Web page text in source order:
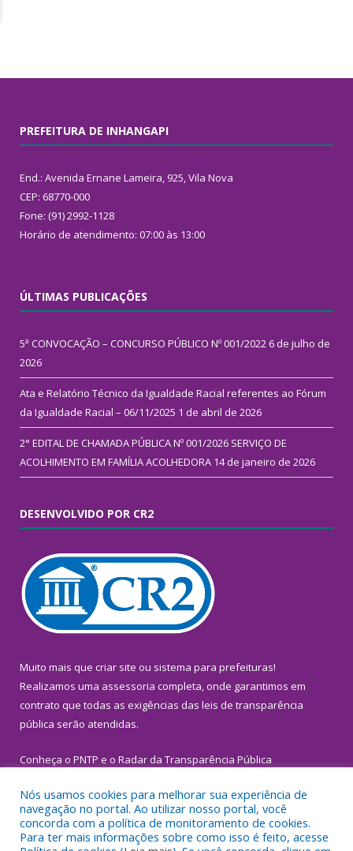
PREFEITURA DE INHANGAPI
End.: Avenida Ernane Lameira, 925, Vila Nova
CEP: 68770-000
Fone: (91) 2992-1128
Horário de atendimento: 07:00 às 13:00
ÚLTIMAS PUBLICAÇÕES
5ª CONVOCAÇÃO – CONCURSO PÚBLICO Nº 001/2022 6 de julho de
2026
Ata e Relatório Técnico da Igualdade Racial referentes ao Fórum
da Igualdade Racial – 06/11/2025 1 de abril de 2026
2° EDITAL DE CHAMADA PÚBLICA Nº 001/2026 SERVIÇO DE
ACOLHIMENTO EM FAMÍLIA ACOLHEDORA 14 de janeiro de 2026
DESENVOLVIDO POR CR2
Muito mais que criar site ou sistema para prefeituras!
Realizamos uma assessoria completa, onde garantimos em
contrato que todas as exigências das leis de transparência
pública serão atendidas.
Conheça o PNTP e o Radar da Transparência Pública
Todos os direitos reservados a Prefeitura Municipal de
Nós usamos cookies para melhorar sua experiência de
navegação no portal. Ao utilizar nosso portal, você
concorda com a política de monitoramento de cookies.
Para ter mais informações sobre como isso é feito, acesse